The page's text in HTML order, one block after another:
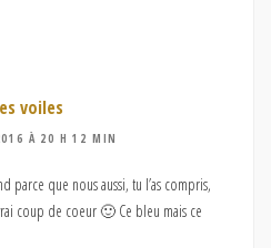
voiles
À 20 H 12 MIN
parce que nous aussi, tu l’as compris,
coup de coeur 🙂 Ce bleu mais ce